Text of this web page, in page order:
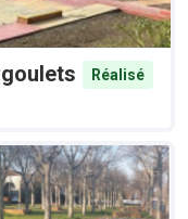
Réalisé